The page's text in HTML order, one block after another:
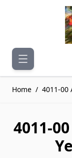
Ga naar de inhoud
Home / 4011-00
4011-